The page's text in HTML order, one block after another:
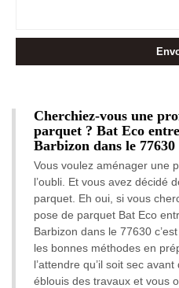
Cherchiez-vous une
parquet ? Bat Eco
Barbizon dans le 77630
Vous voulez aménager une
l’oubli. Et vous avez décidé
parquet. Eh oui, si vous
pose de parquet Bat Eco
Barbizon dans le 77630
les bonnes méthodes en
l’attendre qu’il soit sec
éblouis des travaux et vous